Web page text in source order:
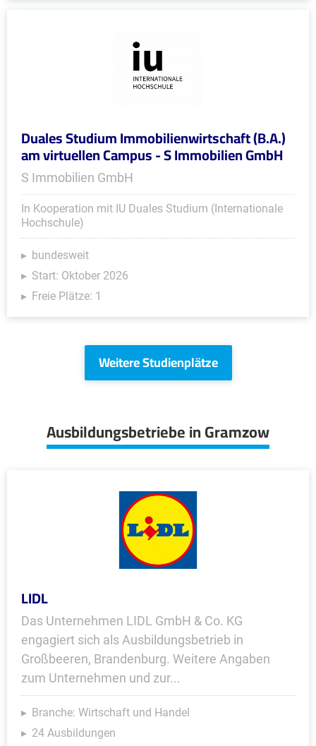
Duales Studium Immobilienwirtschaft (B.A.)
am virtuellen Campus - S Immobilien GmbH
S Immobilien GmbH
In Kooperation mit IU Duales Studium (Internationale
Hochschule)
bundesweit
Start: Oktober 2026
Freie Plätze: 1
Weitere Studienplätze
Ausbildungsbetriebe in Gramzow
LIDL
Das Unternehmen LIDL GmbH & Co. KG
engagiert sich als Ausbildungsbetrieb in
Großbeeren, Brandenburg. Weitere Angaben
zum Unternehmen und zur...
Branche: Wirtschaft und Handel
24 Ausbildungen